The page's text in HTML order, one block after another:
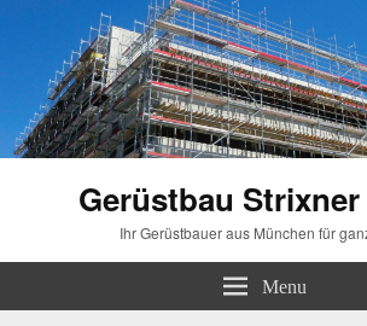
Gerüstbau Strixner
Ihr Gerüstbauer aus München für
Menu